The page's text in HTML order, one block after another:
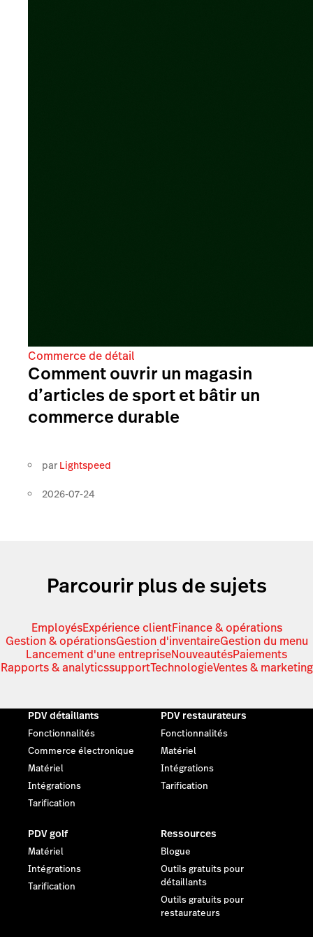
Commerce de détail
Comment ouvrir un magasin
d’articles de sport et bâtir un
commerce durable
par Lightspeed
2026-07-24
Parcourir plus de sujets
EmployésExpérience clientFinance & opérations
Gestion & opérationsGestion d'inventaireGestion du menu
Lancement d'une entrepriseNouveautésPaiements
Rapports & analyticssupportTechnologieVentes & marketing
PDV détaillants
Fonctionnalités
Commerce électronique
Matériel
Intégrations
Tarification
PDV restaurateurs
Fonctionnalités
Matériel
Intégrations
Tarification
PDV golf
Matériel
Intégrations
Tarification
Ressources
Blogue
Outils gratuits pour
détaillants
Outils gratuits pour
restaurateurs